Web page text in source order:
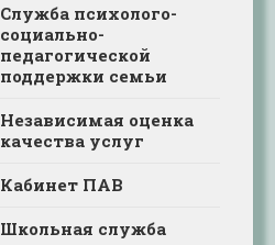
Служба психолого-
социально-
педагогической
поддержки семьи
Независимая оценка
качества услуг
Кабинет ПАВ
Школьная служба